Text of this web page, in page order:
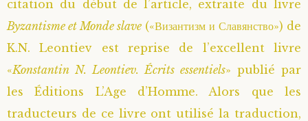
Saint Sophrony l’Athonite
Sainte Xenia
Sainte Matrone de Moscou
Staritsa Marie Makovkine
Natalia de Vyritsa
Staritsa Anastasia
Archimandrite Lazare (Abachidzé)
Geronda Arsenios le Spiléote
Gerondissa Makrina (Vassopoulou)
citation du début de l’article, extraite du livre
Byzantisme et Monde slave («Византизм и Славянство») de
K.N. Leontiev est reprise de l’excellent livre
«Konstantin N. Leontiev. Écrits essentiels» publié par
les Éditions L’Age d’Homme. Alors que les
traducteurs de ce livre ont utilisé la traduction,